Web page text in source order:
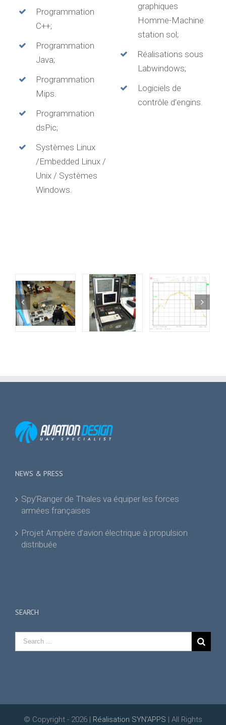
Programmation
C++;
Programmation
Java;
Programmation
Mips.
Programmation
dsPic;
Systèmes Linux
/Embedded Linux /
Unix / Systèmes
Windows.
graphiques
Homme-Machine
station sol;
Réalisations sous
Labwindows;
Logiciels de
contrôle d’engins.
NEWS & PRESS
Spy’Ranger de Thales va équiper les forces
armées françaises
Projet Ampère d’avion électrique à propulsion
distribuée
SEARCH
© Copyright - 2026 | Réalisation SYN'APPS | All Rights